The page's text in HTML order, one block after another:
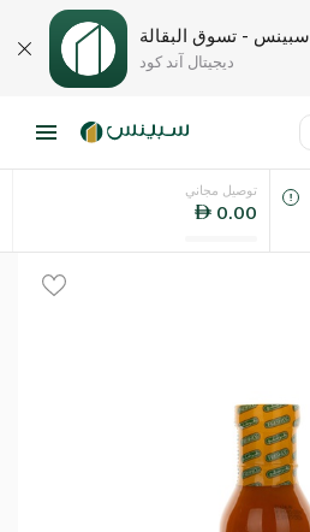
سبينس - تسوق البقالة
ديجيتال آند كود
اللغةتوصيل مجاني
0.00